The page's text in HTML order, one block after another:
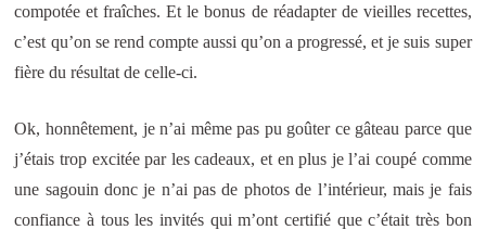
compotée et fraîches. Et le bonus de réadapter de vieilles recettes,
c’est qu’on se rend compte aussi qu’on a progressé, et je suis super
fière du résultat de celle-ci.
Ok, honnêtement, je n’ai même pas pu goûter ce gâteau parce que
j’étais trop excitée par les cadeaux, et en plus je l’ai coupé comme
une sagouin donc je n’ai pas de photos de l’intérieur, mais je fais
confiance à tous les invités qui m’ont certifié que c’était très bon